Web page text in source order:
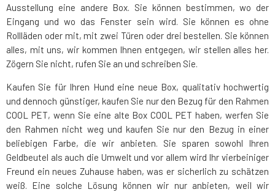
Ausstellung eine andere Box. Sie können bestimmen, wo der
Eingang und wo das Fenster sein wird. Sie können es ohne
Rollläden oder mit, mit zwei Türen oder drei bestellen. Sie können
alles, mit uns, wir kommen Ihnen entgegen, wir stellen alles her.
Zögern Sie nicht, rufen Sie an und schreiben Sie.
Kaufen Sie für Ihren Hund eine neue Box, qualitativ hochwertig
und dennoch günstiger, kaufen Sie nur den Bezug für den Rahmen
COOL PET, wenn Sie eine alte Box COOL PET haben, werfen Sie
den Rahmen nicht weg und kaufen Sie nur den Bezug in einer
beliebigen Farbe, die wir anbieten. Sie sparen sowohl Ihren
Geldbeutel als auch die Umwelt und vor allem wird Ihr vierbeiniger
Freund ein neues Zuhause haben, was er sicherlich zu schätzen
weiß. Eine solche Lösung können wir nur anbieten, weil wir